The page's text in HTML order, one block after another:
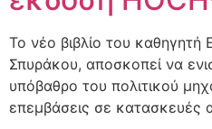
Το νέο βιβλίο του
Σπυράκου, αποσκοπεί να
υπόβαθρο του πολιτικού
επεμβάσεις σε κατασκευές